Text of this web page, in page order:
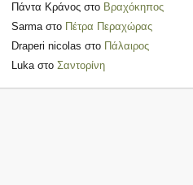
Πάντα Κράνοςστο Βραχόκηπος
Sarmaστο Πέτρα Περαχώρας
Draperi nicolas στο Πάλαιρος
Lukaστο Σαντορίνη